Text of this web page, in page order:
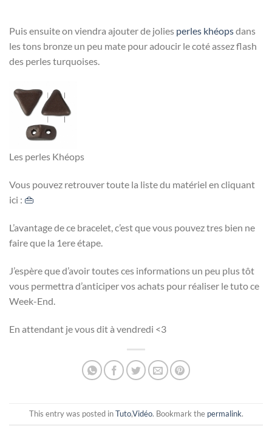
Puis ensuite on viendra ajouter de jolies perles khéopsdans
les tons bronze un peu mate pour adoucir le coté assez flash
des perles turquoises.
Les perles Khéops
Vous pouvez retrouver toute la liste du matériel en cliquant
ici : 👜
L’avantage de ce bracelet, c’est que vous pouvez tres bien ne
faire que la 1ere étape.
J’espère que d’avoir toutes ces informations un peu plus tôt
vous permettra d’anticiper vos achats pour réaliser le tuto ce
Week-End.
En attendant je vous dit à vendredi <3
This entry was posted inTuto,Vidéo. Bookmark the permalink.